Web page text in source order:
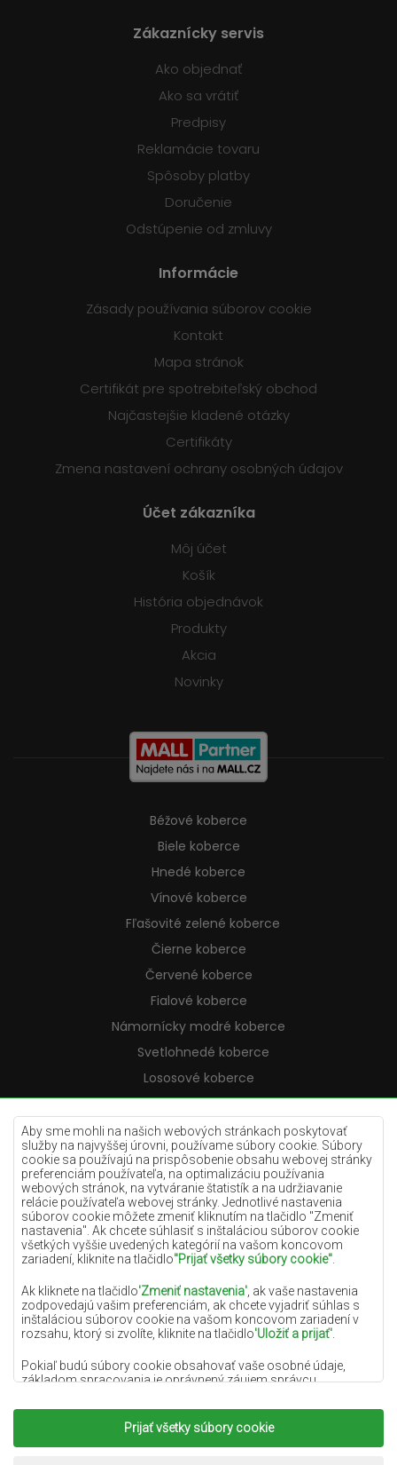
Aby sme mohli na našich webových stránkach poskytovať
služby na najvyššej úrovni, používame súbory cookie. Súbory
cookie sa používajú na prispôsobenie obsahu webovej stránky
preferenciám používateľa, na optimalizáciu používania
webových stránok, na vytváranie štatistík a na udržiavanie
relácie používateľa webovej stránky. Jednotlivé nastavenia
súborov cookie môžete zmeniť kliknutím na tlačidlo "Zmeniť
nastavenia". Ak chcete súhlasiť s inštaláciou súborov cookie
všetkých vyššie uvedených kategórií na vašom koncovom
zariadení, kliknite na tlačidlo"Prijať všetky súbory cookie"
Ak kliknete na tlačidlo'Zmeniť nastavenia' , ak vaše nastavenia
zodpovedajú vašim preferenciám, ak chcete vyjadriť súhlas s
inštaláciou súborov cookie na vašom koncovom zariadení v
rozsahu, ktorý si zvolíte, kliknite na tlačidlo'Uložiť a prijať'
Pokiaľ budú súbory cookie obsahovať vaše osobné údaje,
základom spracovania je oprávnený záujem správcu
podobe poskytovania vysokokvalitných služieb na našej
webovej stránke a marketingových aktivít správcu osobných
údajov a jeho dôveryhodných partnerov.
Prijať všetky súbory cookie
Zákaznícky servis
Ako objednať
Ako sa vrátiť
Predpisy
Reklamácie tovaru
Spôsoby platby
Doručenie
Odstúpenie od zmluvy
Informácie
Zásady používania súborov cookie
Kontakt
Mapa stránok
Certifikát pre spotrebiteľský obchod
Najčastejšie kladené otázky
Certifikáty
Zmena nastavení ochrany osobných údajov
Účet zákazníka
Môj účet
Košík
História objednávok
Produkty
Akcia
Novinky
Béžové koberce
Biele koberce
Hnedé koberce
Vínové koberce
Fľašovité zelené koberce
Čierne koberce
Červené koberce
Fialové koberce
Námornícky modré koberce
Svetlohnedé koberce
Lososové koberce
Krémové koberce
Lilac koberce
Žlté koberce
Mätové koberce
Modré koberce
Oranžové koberce
Ružové koberce
Šedé koberce
Terakotové koberce
Zelené koberce
Zlaté koberce
Copyright 2022Koberce Chemex.Všetky práva